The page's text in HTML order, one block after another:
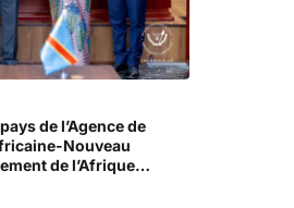
de l’Agence de
Nouveau
de l’Afrique